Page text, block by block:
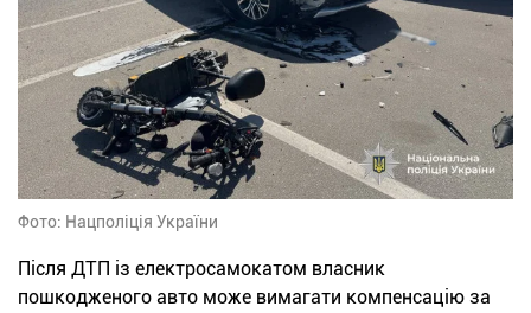
Фото: Нацполіція України
Після ДТП із електросамокатом власник
пошкодженого авто може вимагати компенсацію за